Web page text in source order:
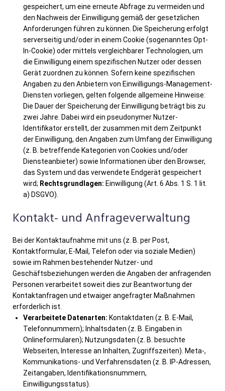
gespeichert, um eine erneute Abfrage zu vermeiden und
den Nachweis der Einwilligung gemäß der gesetzlichen
Anforderungen führen zu können. Die Speicherung erfolgt
serverseitig und/oder in einem Cookie (sogenanntes Opt-
In-Cookie) oder mittels vergleichbarer Technologien, um
die Einwilligung einem spezifischen Nutzer oder dessen
Gerät zuordnen zu können. Sofern keine spezifischen
Angaben zu den Anbietern von Einwilligungs-Management-
Diensten vorliegen, gelten folgende allgemeine Hinweise:
Die Dauer der Speicherung der Einwilligung beträgt bis zu
zwei Jahre. Dabei wird ein pseudonymer Nutzer-
Identifikator erstellt, der zusammen mit dem Zeitpunkt
der Einwilligung, den Angaben zum Umfang der Einwilligung
(z. B. betreffende Kategorien von Cookies und/oder
Diensteanbieter) sowie Informationen über den Browser,
das System und das verwendete Endgerät gespeichert
wird; Rechtsgrundlagen: Einwilligung (Art. 6 Abs. 1 S. 1 lit.
a) DSGVO).
Kontakt- und Anfrageverwaltung
Bei der Kontaktaufnahme mit uns (z. B. per Post,
Kontaktformular, E-Mail, Telefon oder via soziale Medien)
sowie im Rahmen bestehender Nutzer- und
Geschäftsbeziehungen werden die Angaben der anfragenden
Personen verarbeitet soweit dies zur Beantwortung der
Kontaktanfragen und etwaiger angefragter Maßnahmen
erforderlich ist.
Verarbeitete Datenarten: Kontaktdaten (z. B. E-Mail,
Telefonnummern); Inhaltsdaten (z. B. Eingaben in
Onlineformularen); Nutzungsdaten (z. B. besuchte
Webseiten, Interesse an Inhalten, Zugriffszeiten). Meta-,
Kommunikations- und Verfahrensdaten (z. B. IP-Adressen,
Zeitangaben, Identifikationsnummern,
Einwilligungsstatus).